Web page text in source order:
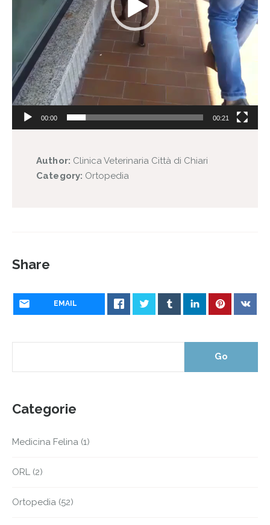
00:00 00:21
Author: Clinica Veterinaria Città di Chiari
Category: Ortopedia
Share
EMAIL
Categorie
Medicina Felina (1)
ORL (2)
Ortopedia (52)